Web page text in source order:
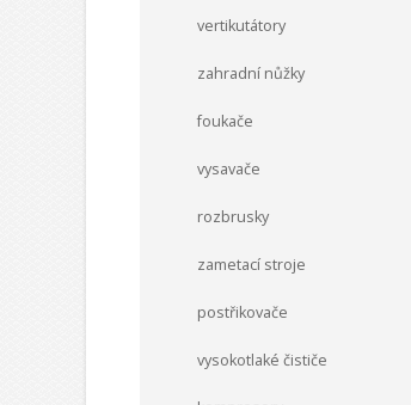
vertikutátory
zahradní nůžky
foukače
vysavače
rozbrusky
zametací stroje
postřikovače
vysokotlaké čističe